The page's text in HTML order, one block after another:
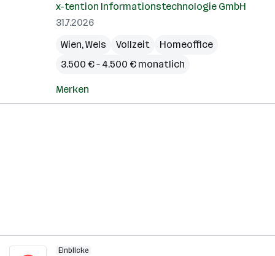
x-tention Informationstechnologie GmbH
31.7.2026
Wien,Wels Vollzeit
Homeoffice
3.500 € – 4.500 € monatlich
Merken
Einblicke